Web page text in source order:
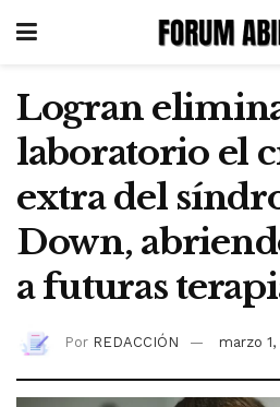
Logran
laboratorio el
extra del
Down,
a futuras
Por REDACCIÓN marzo